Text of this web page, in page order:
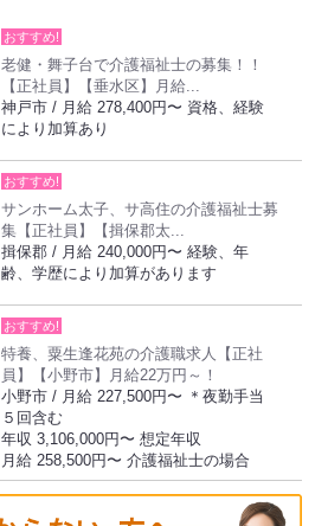
おすすめ!
老健・舞子台で介護福祉士の募集！！
【正社員】【垂水区】月給...
神戸市 / 月給 278,400円〜 資格、経験
により加算あり
おすすめ!
サンホーム太子、サ高住の介護福祉士募
集【正社員】【揖保郡太...
揖保郡 / 月給 240,000円〜 経験、年
齢、学歴により加算があります
おすすめ!
特養、粟生逢花苑の介護職求人【正社
員】【小野市】月給22万円～！
小野市 / 月給 227,500円〜 ＊夜勤手当
５回含む
年収 3,106,000円〜 想定年収
月給 258,500円〜 介護福祉士の場合